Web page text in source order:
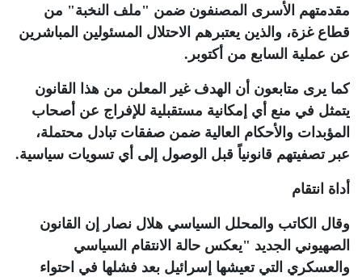
مقدمتهم الأسرى المصنفون ضمن "ملف النخبة" من
قطاع غزة، والذين يعتبرهم الاحتلال المسئولين المباشرين
عن عملية السابع من أكتوبر .
كما يرى متابعون أن الهدف غير المعلن من هذا القانون
يتمثل في منع أي إمكانية مستقبلية للإفراج عن أصحاب
المؤبدات والأحكام العالية ضمن صفقات تبادل محتملة،
عبر تصفيتهم قانونياً قبل الوصول إلى أي تسويات سياسية.
أداة انتقام
وقال الكاتب والمحلل السياسي هلال نصار إن القانون
الصهيوني الجديد "يعكس حالة الانتقام السياسي
والعسكري التي تعيشها إسرائيل بعد فشلها في احتواء